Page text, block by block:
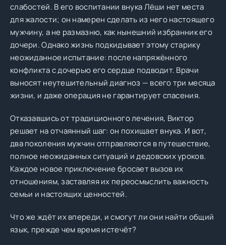
слабостей. В его воспитании внука Лёши нет места
для жалости; он намерен сделать из него настоящего
мужчину, а не размазню, как нынешний избранник его
дочери. Однако жизнь подкидывает этому старику
неожиданное испытание: после напряжённого
конфликта с дочерью его сердце подводит. Врачи
выносят неутешительный диагноз — всего три месяца
жизни, и даже операция не гарантирует спасения.
Отказавшись от традиционного лечения, Виктор
решает на отчаянный шаг: он похищает внука. И вот,
два поколения мужчин отправляются в путешествие,
полное неожиданных ситуаций и дедовских уроков.
Каждое новое приключение бросает вызов их
отношениям, заставляя их переосмыслить важность
семьи и настоящих ценностей.
Что же ждёт их впереди, и смогут ли они найти общий
язык, прежде чем время истечёт?